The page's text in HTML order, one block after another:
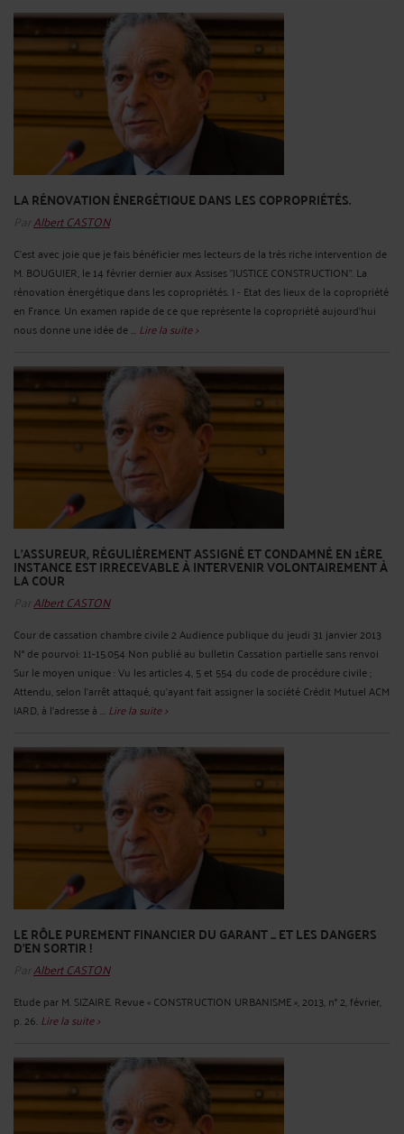
LA RÉNOVATION ÉNERGÉTIQUE DANS LES COPROPRIÉTÉS.
ParAlbert CASTON
C'est avec joie que je fais bénéficier mes lecteurs de la très riche intervention de
M. BOUGUIER, le 14 février dernier aux Assises "JUSTICE CONSTRUCTION". La
rénovation énergétique dans les copropriétés. I - Etat des lieux de la copropriété
en France. Un examen rapide de ce que représente la copropriété aujourd'hui
nous donne une idée de ... Lire la suite >
L'ASSUREUR, RÉGULIÈREMENT ASSIGNÉ ET CONDAMNÉ EN 1ÈRE
INSTANCE EST IRRECEVABLE À INTERVENIR VOLONTAIREMENT À
LA COUR
ParAlbert CASTON
Cour de cassation chambre civile 2 Audience publique du jeudi 31 janvier 2013
N° de pourvoi: 11-15.054 Non publié au bulletin Cassation partielle sans renvoi
Sur le moyen unique : Vu les articles 4, 5 et 554 du code de procédure civile ;
Attendu, selon l'arrêt attaqué, qu'ayant fait assigner la société Crédit Mutuel ACM
IARD, à l'adresse à ... Lire la suite >
LE RÔLE PUREMENT FINANCIER DU GARANT ... ET LES DANGERS
D'EN SORTIR !
ParAlbert CASTON
Etude par M. SIZAIRE. Revue « CONSTRUCTION URBANISME », 2013, n° 2, février,
p. 26. Lire la suite >